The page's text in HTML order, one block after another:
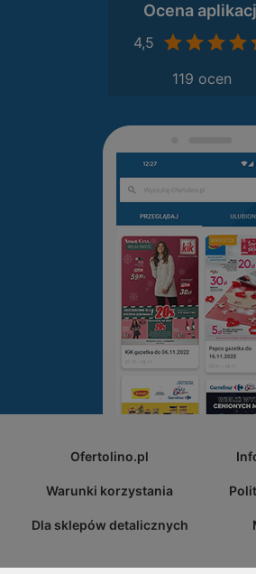
Ocena
4,5
119 ocen
Ofertolino.pl
Warunki korzystania
Dla sklepów detalicznych